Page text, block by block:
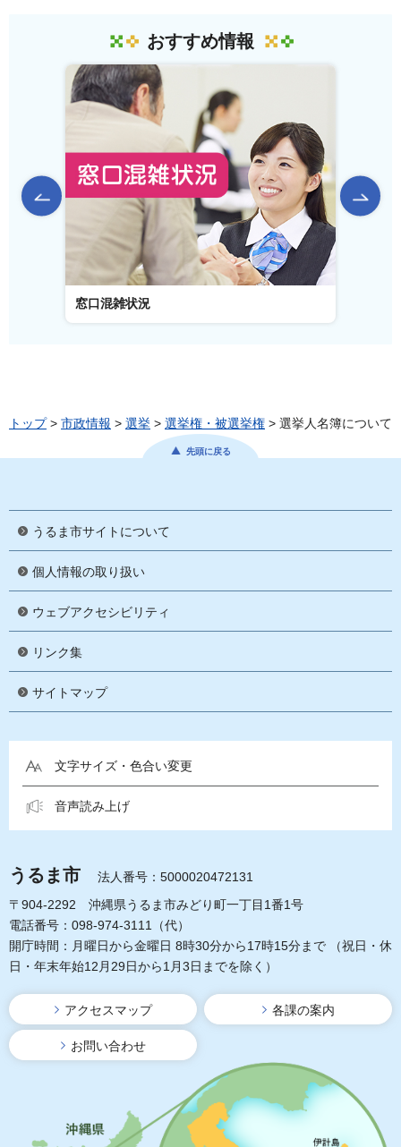
おすすめ情報
前のスライドを表示
窓口混雑状況
トップ> 市政情報 > 選挙 > 選挙権・被選挙権 > 選挙人名簿について
先頭に戻る
うるま市サイトについて
個人情報の取り扱い
ウェブアクセシビリティ
リンク集
サイトマップ
文字サイズ・色合い変更
音声読み上げ
うるま市
法人番号：5000020472131
〒904-2292 沖縄県うるま市みどり町一丁目1番1号
電話番号：098-974-3111（代）
開庁時間：月曜日から金曜日 8時30分から17時15分まで
（祝日・休
日・年末年始12月29日から1月3日までを除く）
アクセスマップ 各課の案内
お問い合わせ